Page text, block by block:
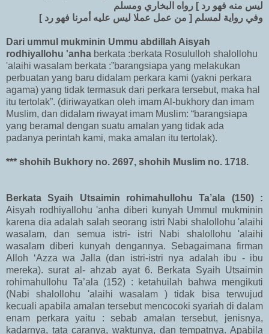
ليس منه فهو رد ] رواه البخاري ومسلم
وفي رواية لمسلم [ من عمل عملا ليس عليه أمرنا فهو رد ]
Dari ummul mukminin Ummu abdillah Aisyah
rodhiyallohu 'anha berkata :berkata Rosululloh shalollohu
'alaihi wasalam berkata :”barangsiapa yang melakukan
perbuatan yang baru didalam perkara kami (yakni perkara
agama) yang tidak termasuk dari perkara tersebut, maka hal
itu tertolak”. (diriwayatkan oleh imam Al-bukhory dan imam
Muslim, dan didalam riwayat imam Muslim: “barangsiapa
yang beramal dengan suatu amalan yang tidak ada
padanya perintah kami, maka amalan itu tertolak).
*** shohih Bukhory no. 2697, shohih Muslim no. 1718.
Berkata Syaih Utsaimin rohimahullohu Ta’ala (150) :
Aisyah rodhiyallohu 'anha diberi kunyah Ummul mukminin
karena dia adalah salah seorang istri Nabi shalollohu 'alaihi
wasalam, dan semua istri- istri Nabi shalollohu 'alaihi
wasalam diberi kunyah dengannya. Sebagaimana firman
Alloh ‘Azza wa Jalla (dan istri-istri nya adalah ibu - ibu
mereka). surat al- ahzab ayat 6. Berkata Syaih Utsaimin
rohimahullohu Ta’ala (152) : ketahuilah bahwa mengikuti
(Nabi shalollohu 'alaihi wasalam ) tidak bisa terwujud
kecuali apabila amalan tersebut mencocoki syariah di dalam
enam perkara yaitu : sebab amalan tersebut, jenisnya,
kadarnya, tata caranya, waktunya, dan tempatnya. Apabila